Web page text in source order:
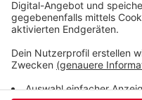
Anzeige